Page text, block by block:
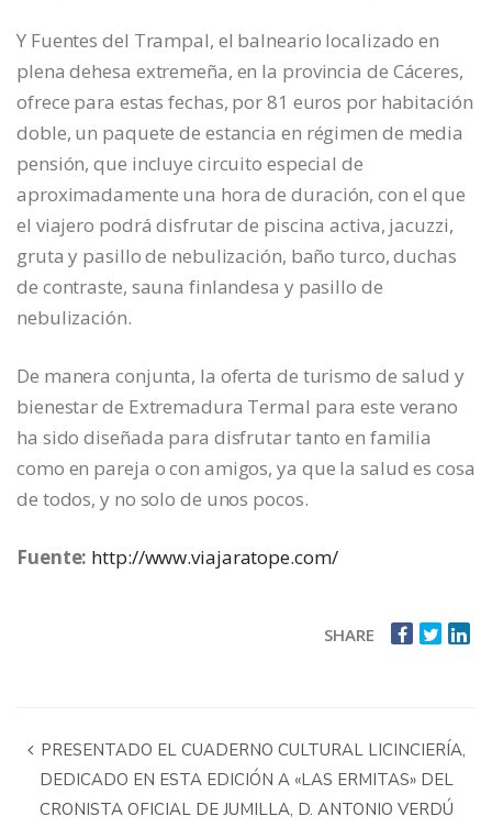
Y Fuentes del Trampal, el balneario localizado en
plena dehesa extremeña, en la provincia de Cáceres,
ofrece para estas fechas, por 81 euros por habitación
doble, un paquete de estancia en régimen de media
pensión, que incluye circuito especial de
aproximadamente una hora de duración, con el que
el viajero podrá disfrutar de piscina activa, jacuzzi,
gruta y pasillo de nebulización, baño turco, duchas
de contraste, sauna finlandesa y pasillo de
nebulización.
De manera conjunta, la oferta de turismo de salud y
bienestar de Extremadura Termal para este verano
ha sido diseñada para disfrutar tanto en familia
como en pareja o con amigos, ya que la salud es cosa
de todos, y no solo de unos pocos.
Fuente: http://www.viajaratope.com/
SHARE
PRESENTADO EL CUADERNO CULTURAL LICINCIERÍA,
DEDICADO EN ESTA EDICIÓN A «LAS ERMITAS» DEL
CRONISTA OFICIAL DE JUMILLA, D. ANTONIO VERDÚ